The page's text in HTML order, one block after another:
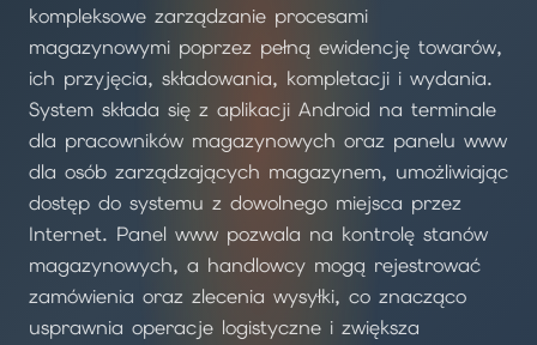
kompleksowe zarządzanie procesami
magazynowymi poprzez pełną ewidencję towarów,
ich przyjęcia, składowania, kompletacji i wydania.
System składa się z aplikacji Android na terminale
dla pracowników magazynowych oraz panelu www
dla osób zarządzających magazynem, umożliwiając
dostęp do systemu z dowolnego miejsca przez
Internet. Panel www pozwala na kontrolę stanów
magazynowych, a handlowcy mogą rejestrować
zamówienia oraz zlecenia wysyłki, co znacząco
usprawnia operacje logistyczne i zwiększa